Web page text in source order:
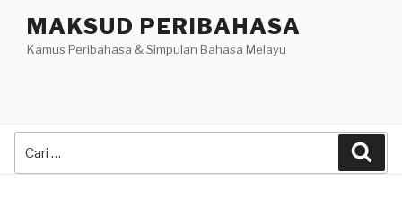
content
MAKSUD PERIBAHASA
Kamus Peribahasa & Simpulan Bahasa Melayu